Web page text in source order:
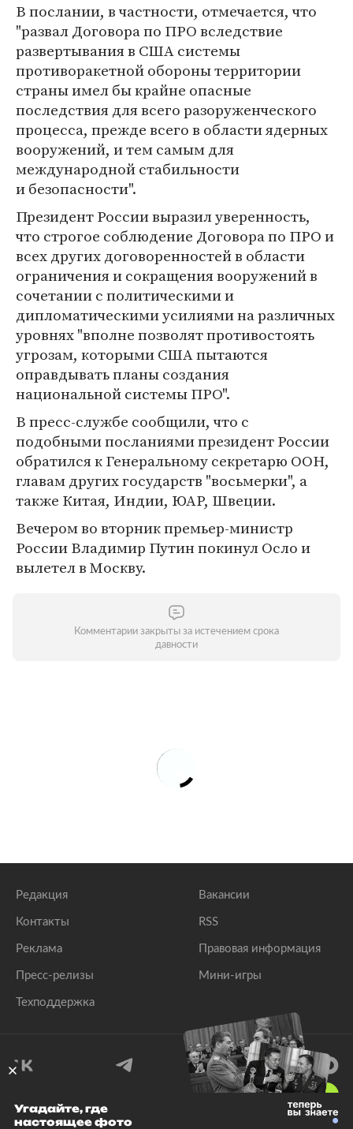
В послании, в частности, отмечается, что
"развал Договора по ПРО вследствие
развертывания в США системы
противоракетной обороны территории
страны имел бы крайне опасные
последствия для всего разоруженческого
процесса, прежде всего в области ядерных
вооружений, и тем самым для
международной стабильности
и безопасности".
Президент России выразил уверенность,
что строгое соблюдение Договора по ПРО и
всех других договоренностей в области
ограничения и сокращения вооружений в
сочетании с политическими и
дипломатическими усилиями на различных
уровнях "вполне позволят противостоять
угрозам, которыми США пытаются
оправдывать планы создания
национальной системы ПРО".
В пресс-службе сообщили, что с
подобными посланиями президент России
обратился к Генеральному секретарю ООН,
главам других государств "восьмерки", а
также Китая, Индии, ЮАР, Швеции.
Вечером во вторник премьер-министр
России Владимир Путин покинул Осло и
вылетел в Москву.
Комментарии закрыты за истечением срока
давности
Редакция
Контакты
Реклама
Пресс-релизы
Техподдержка
Вакансии
RSS
Правовая информация
Мини-игры
© 1999–2026 Все права защищены.
Угадайте, где
настоящее фото